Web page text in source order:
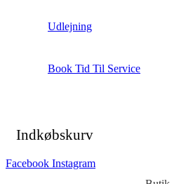
Udlejning
Book Tid Til Service
Indkøbskurv
Facebook Instagram